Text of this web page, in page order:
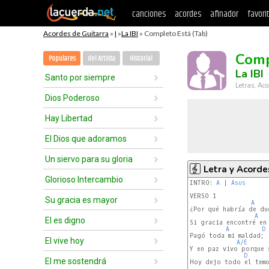
canciones acordes afinador
Acordes de Guitarra » I »La IBI » Completo Está (Tab)
Populares del Artista Historial
Santo por siempre
Dios Poderoso
Hay Libertad
El Dios que adoramos
Un siervo para su gloria
Glorioso Intercambio
Su gracia es mayor
El es digno
El vive hoy
El me sostendrá
La IBI
Letras,
Letra y
INTRO: A | Asus
VERSO 1
A
¿Por qué habría de
A
Si gracia encontré
A
D
Pagó toda mi maldad;
A/E
Y en paz vivo porque
D
Hoy dejo todo el